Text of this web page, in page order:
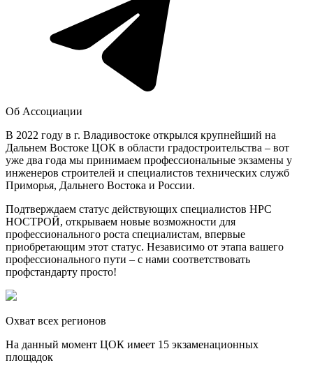
Об Ассоциации
В 2022 году в г. Владивостоке открылся крупнейший на
Дальнем Востоке ЦОК в области градостроительства – вот
уже два года мы принимаем профессиональные экзамены у
инженеров строителей и специалистов технических служб
Приморья, Дальнего Востока и России.
Подтверждаем статус действующих специалистов НРС
НОСТРОЙ, открываем новые возможности для
профессионального роста специалистам, впервые
приобретающим этот статус. Независимо от этапа вашего
профессионального пути – с нами соответствовать
профстандарту просто!
Охват всех регионов
На данный момент ЦОК имеет 15 экзаменационных
площадок